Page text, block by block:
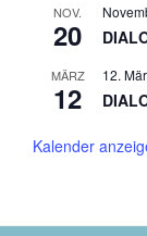
o
r
e
h
o
n
NOV.
20
MÄRZ
12
12.
Kalender